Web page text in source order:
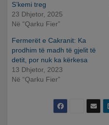
S’kemi treg
23 Dhjetor, 2025
Në “Qarku Fier”
Fermerët e Cakranit: Ka
prodhim të madh të gjelit të
detit, por nuk ka kërkesa
13 Dhjetor, 2023
Në “Qarku Fier”